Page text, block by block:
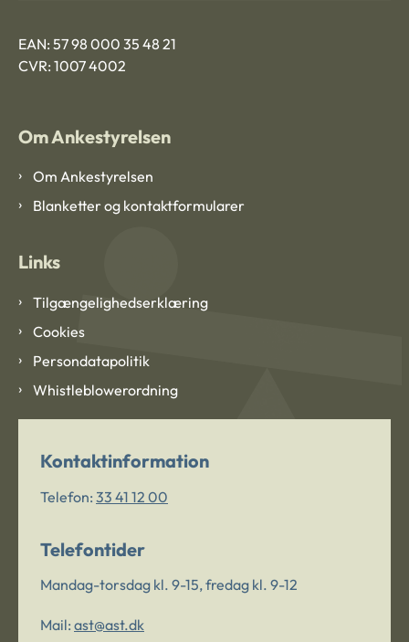
EAN: 57 98 000 35 48 21
CVR: 1007 4002
Om Ankestyrelsen
Om Ankestyrelsen
Blanketter og kontaktformularer
Links
Tilgængelighedserklæring
Cookies
Persondatapolitik
Whistleblowerordning
Kontaktinformation
Telefon: 33 41 12 00
Telefontider
Mandag-torsdag kl. 9-15, fredag kl. 9-12
Mail: ast@ast.dk